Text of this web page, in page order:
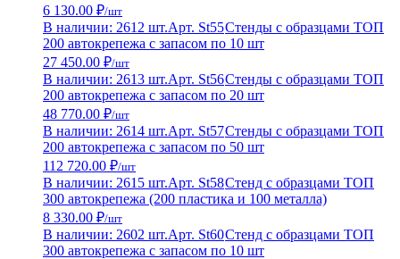
6 130.00 ₽/шт
В наличии: 2612 шт.Арт. St55Стенды с образцами ТОП
200 автокрепежа с запасом по 10 шт
27 450.00 ₽/шт
В наличии: 2613 шт.Арт. St56Стенды с образцами ТОП
200 автокрепежа с запасом по 20 шт
48 770.00 ₽/шт
В наличии: 2614 шт.Арт. St57Стенды с образцами ТОП
200 автокрепежа с запасом по 50 шт
112 720.00 ₽/шт
В наличии: 2615 шт.Арт. St58Стенд с образцами ТОП
300 автокрепежа (200 пластика и 100 металла)
8 330.00 ₽/шт
В наличии: 2602 шт.Арт. St60Стенд с образцами ТОП
300 автокрепежа с запасом по 10 шт